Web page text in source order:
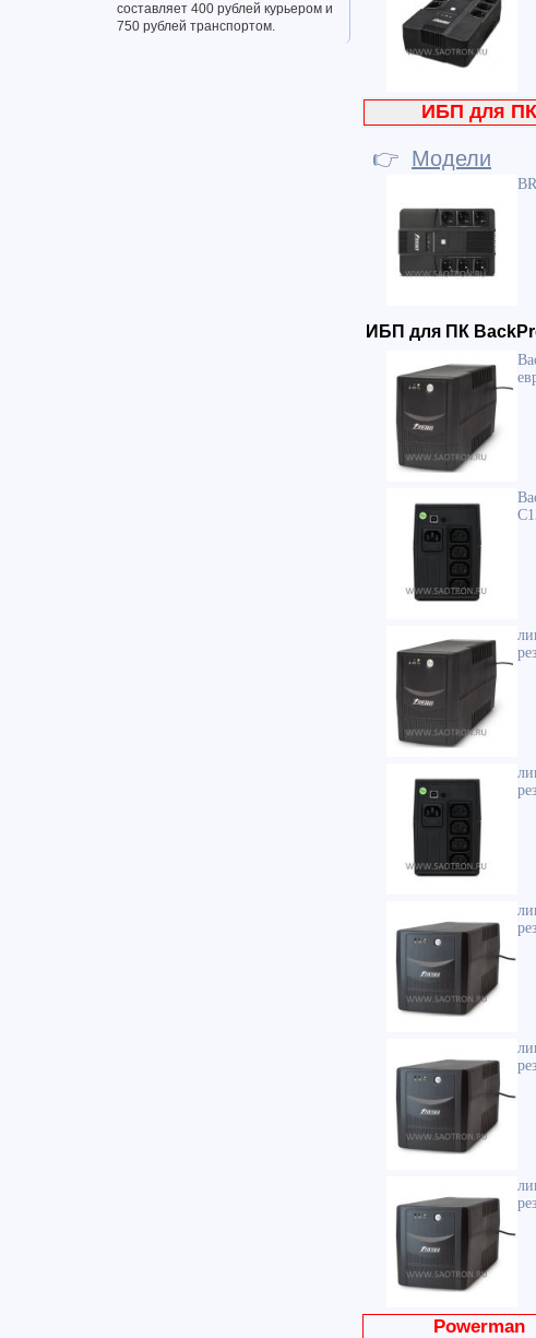
составляет 400 рублей курьером и
750 рублей транспортом.
ИБП для ПК
👉 Модели
ИБП для ПК
Powerman